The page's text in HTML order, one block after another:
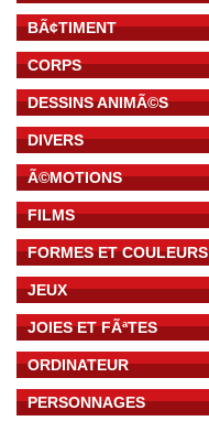
BÃ¢TIMENT
CORPS
DESSINS ANIMÃ©S
DIVERS
Ã©MOTIONS
FILMS
FORMES ET COULEURS
JEUX
JOIES ET FÃªTES
ORDINATEUR
PERSONNAGES